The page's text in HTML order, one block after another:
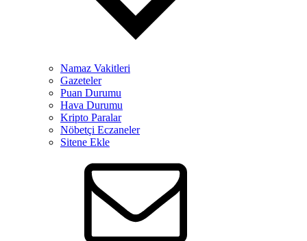
Namaz Vakitleri
Gazeteler
Puan Durumu
Hava Durumu
Kripto Paralar
Nöbetçi Eczaneler
Sitene Ekle